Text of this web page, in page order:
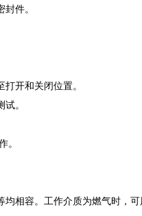
件。
开和关闭位置。
。
。
相容。工作介质为燃气时，